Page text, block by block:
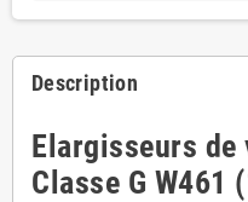
Description
Elargisseurs de
Classe G W461